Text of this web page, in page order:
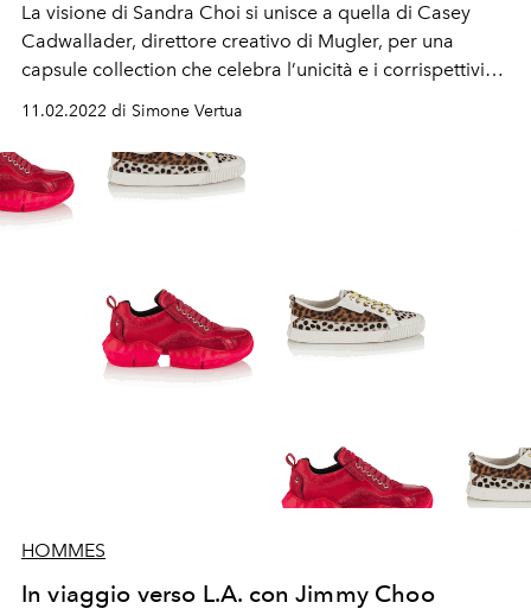
La visione di Sandra Choi si unisce a quella di Casey
Cadwallader, direttore creativo di Mugler, per una
capsule collection che celebra l’unicità e i corrispettivi
dna creativi. Tra gli ospiti al party a Los Angeles la
D'Amelio.
11.02.2022 di Simone Vertua
HOMMES
In viaggio verso L.A. con Jimmy Choo